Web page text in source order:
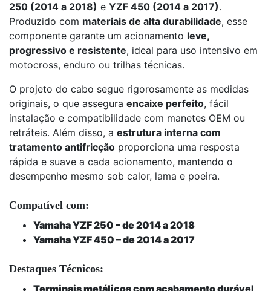
250 (2014 a 2018) e YZF 450 (2014 a 2017).
Produzido com materiais de alta durabilidade, esse
componente garante um acionamento leve,
progressivo e resistente, ideal para uso intensivo em
motocross, enduro ou trilhas técnicas.
O projeto do cabo segue rigorosamente as medidas
originais, o que assegura encaixe perfeito, fácil
instalação e compatibilidade com manetes OEM ou
retráteis. Além disso, a estrutura interna com
tratamento antifricção proporciona uma resposta
rápida e suave a cada acionamento, mantendo o
desempenho mesmo sob calor, lama e poeira.
Compatível com:
Yamaha YZF 250 – de 2014 a 2018
Yamaha YZF 450 – de 2014 a 2017
Destaques Técnicos:
Terminais metálicos com acabamento durável,